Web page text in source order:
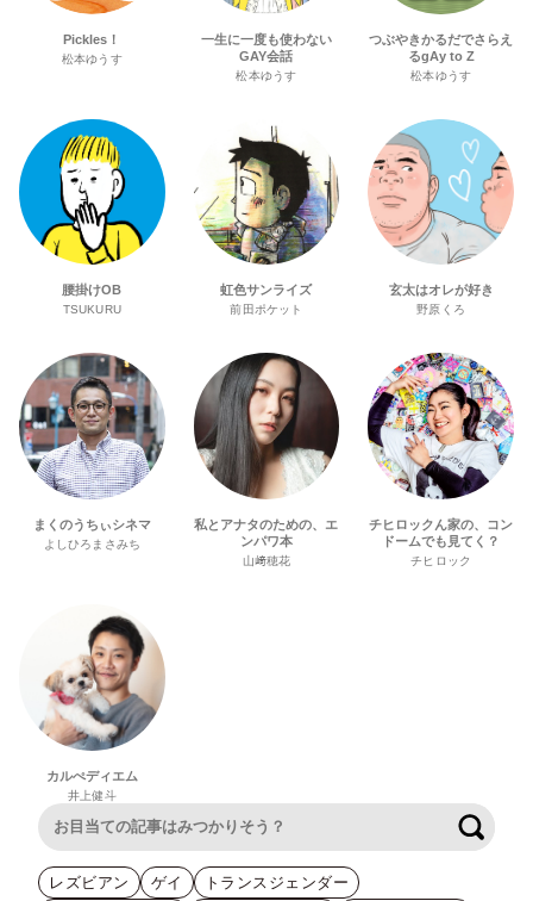
Pickles！
松本ゆうす
一生に一度も使わない
GAY会話
松本ゆうす
つぶやきかるだでさらえ
るgAy to Z
松本ゆうす
腰掛けOB
TSUKURU
虹色サンライズ
前田ポケット
玄太はオレが好き
野原くろ
まくのうちぃシネマ
よしひろまさみち
私とアナタのための、エ
ンパワ本
山﨑穂花
チヒロックん家の、コン
ドームでも見てく？
チヒロック
カルぺディエム
井上健斗
レズビアン ゲイ
トランスジェンダー